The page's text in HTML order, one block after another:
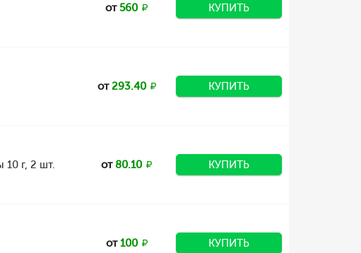
от560 КУПИТЬ
от293.40 КУПИТЬ
10 г, 2 шт. от80.10 КУПИТЬ
от100 КУПИТЬ